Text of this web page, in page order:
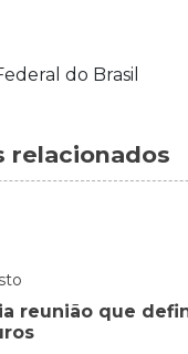
do Brasil
relacionados
reunião que